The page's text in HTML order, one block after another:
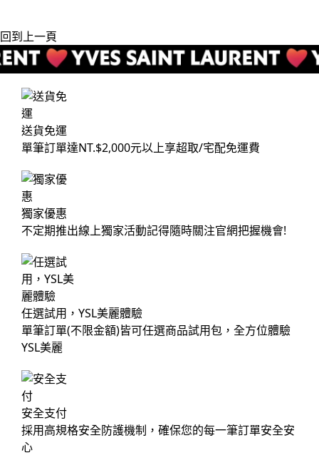
回到上一頁
送貨免運
單筆訂單達NT.$2,000元以上享超取/宅配免運費
獨家優惠
不定期推出線上獨家活動記得隨時關注官網把握機會!
任選試用，YSL美麗體驗
單筆訂單(不限金額)皆可任選商品試用包，全方位體驗
YSL美麗
安全支付
採用高規格安全防護機制，確保您的每一筆訂單安全安
心